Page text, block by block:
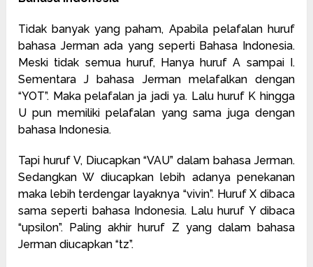
Tidak banyak yang paham, Apabila pelafalan huruf
bahasa Jerman ada yang seperti Bahasa Indonesia.
Meski tidak semua huruf, Hanya huruf A sampai I.
Sementara J bahasa Jerman melafalkan dengan
“YOT”. Maka pelafalan ja jadi ya. Lalu huruf K hingga
U pun memiliki pelafalan yang sama juga dengan
bahasa Indonesia.
Tapi huruf V, Diucapkan “VAU” dalam bahasa Jerman.
Sedangkan W diucapkan lebih adanya penekanan
maka lebih terdengar layaknya “vivin”. Huruf X dibaca
sama seperti bahasa Indonesia. Lalu huruf Y dibaca
“upsilon”. Paling akhir huruf Z yang dalam bahasa
Jerman diucapkan “tz”.